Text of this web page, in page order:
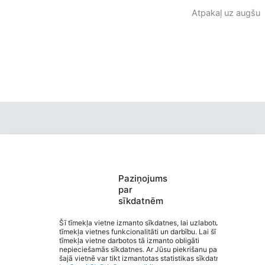
Paziņojums
par
sīkdatnēm
Šī tīmekļa vietne izmanto sīkdatnes, lai uzlabotu
tīmekļa vietnes funkcionalitāti un darbību. Lai šī
tīmekļa vietne darbotos tā izmanto obligāti
nepieciešamās sīkdatnes. Ar Jūsu piekrišanu papildus
šajā vietnē var tikt izmantotas statistikas sīkdatnes.
Atpakaļ uz augšu
Valmieras pirmsskolas izglītības
iestāde “Kārliena”